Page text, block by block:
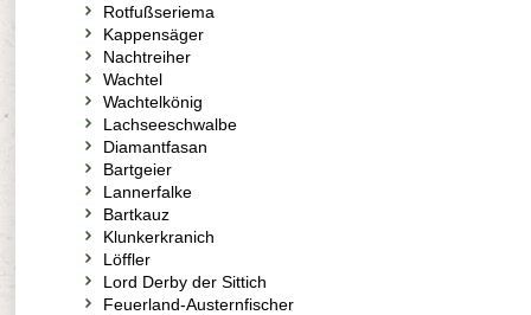
Rotfußseriema
Kappensäger
Nachtreiher
Wachtel
Wachtelkönig
Lachseeschwalbe
Diamantfasan
Bartgeier
Lannerfalke
Bartkauz
Klunkerkranich
Löffler
Lord Derby der Sittich
Feuerland-Austernfischer